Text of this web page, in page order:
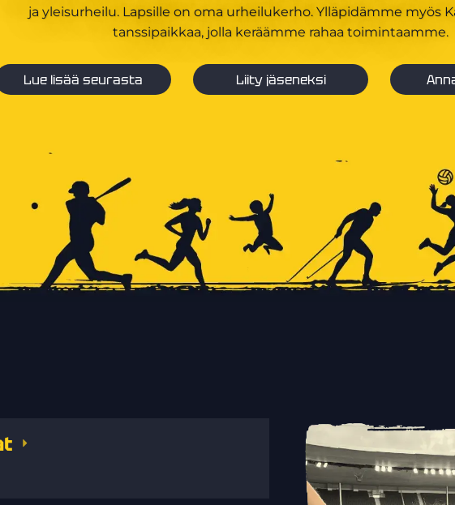
ja yleisurheilu. Lapsille on oma urheilukerho. Ylläpidämme myös
tanssipaikkaa, jolla keräämme rahaa toimintaamme.
Lue lisää seurasta Liity jäseneksi